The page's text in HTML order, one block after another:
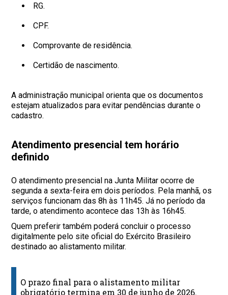
RG.
CPF.
Comprovante de residência.
Certidão de nascimento.
A administração municipal orienta que os documentos
estejam atualizados para evitar pendências durante o
cadastro.
Atendimento presencial tem horário
definido
O atendimento presencial na Junta Militar ocorre de
segunda a sexta-feira em dois períodos. Pela manhã, os
serviços funcionam das 8h às 11h45. Já no período da
tarde, o atendimento acontece das 13h às 16h45.
Quem preferir também poderá concluir o processo
digitalmente pelo site oficial do Exército Brasileiro
destinado ao alistamento militar.
O prazo final para o alistamento militar
obrigatório termina em 30 de junho de 2026.